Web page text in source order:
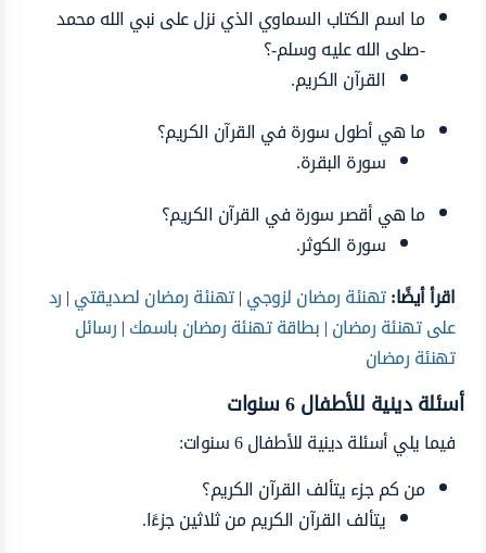
ما اسم الكتاب السماوي الذي نزل على نبي الله محمد
-صلى الله عليه وسلم-؟
القرآن الكريم.
ما هي أطول سورة في القرآن الكريم؟
سورة البقرة.
ما هي أقصر سورة في القرآن الكريم؟
سورة الكوثر.
اقرأ أيضًا:تهنئة رمضان لزوجي|تهنئة رمضان لصديقتي|رد
على تهنئة رمضان|بطاقة تهنئة رمضان باسمك|رسائل
تهنئة رمضان
أسئلة دينية للأطفال 6 سنوات
فيما يلي أسئلة دينية للأطفال 6 سنوات:
من كم جزء يتألف القرآن الكريم؟
يتألف القرآن الكريم من ثلاثين جزءًا.